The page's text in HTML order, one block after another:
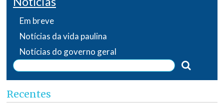
Em breve
Notícias da vida paulina
Notícias do governo geral
Recentes